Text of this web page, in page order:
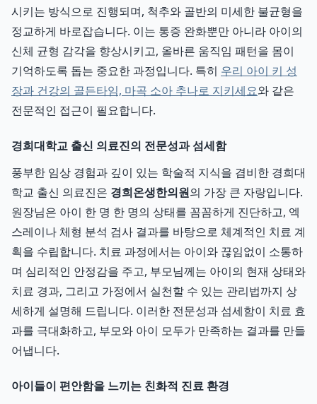
시키는 방식으로 진행되며, 척추와 골반의 미세한 불균형을
정교하게 바로잡습니다. 이는 통증 완화뿐만 아니라 아이의
신체 균형 감각을 향상시키고, 올바른 움직임 패턴을 몸이
기억하도록 돕는 중요한 과정입니다. 특히 우리 아이 키 성
장과 건강의 골든타임, 마곡 소아 추나로 지키세요와 같은
전문적인 접근이 필요합니다.
경희대학교 출신 의료진의 전문성과 섬세함
풍부한 임상 경험과 깊이 있는 학술적 지식을 겸비한 경희대
학교 출신 의료진은 경희온생한의원의 가장 큰 자랑입니다.
원장님은 아이 한 명 한 명의 상태를 꼼꼼하게 진단하고, 엑
스레이나 체형 분석 검사 결과를 바탕으로 체계적인 치료 계
획을 수립합니다. 치료 과정에서는 아이와 끊임없이 소통하
며 심리적인 안정감을 주고, 부모님께는 아이의 현재 상태와
치료 경과, 그리고 가정에서 실천할 수 있는 관리법까지 상
세하게 설명해 드립니다. 이러한 전문성과 섬세함이 치료 효
과를 극대화하고, 부모와 아이 모두가 만족하는 결과를 만들
어냅니다.
아이들이 편안함을 느끼는 친화적 진료 환경